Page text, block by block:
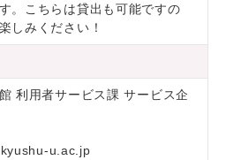
。こちらは貸出も可能ですの
しみください！
利用者サービス課 サービス企
u.ac.jp